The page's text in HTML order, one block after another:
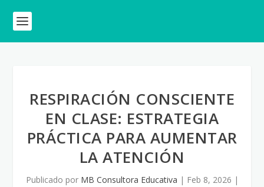
RESPIRACIÓN CONSCIENTE
EN CLASE: ESTRATEGIA
PRÁCTICA PARA AUMENTAR
LA ATENCIÓN
Publicado por MB Consultora Educativa | Feb 8, 2026 |